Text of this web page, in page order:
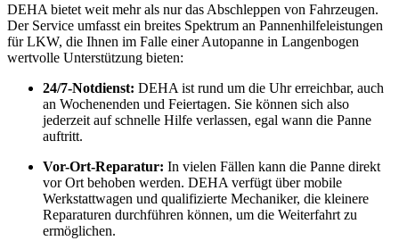
DEHA bietet weit mehr als nur das Abschleppen von Fahrzeugen.
Der Service umfasst ein breites Spektrum an Pannenhilfeleistungen
für LKW, die Ihnen im Falle einer Autopanne in Langenbogen
wertvolle Unterstützung bieten:
24/7-Notdienst: DEHA ist rund um die Uhr erreichbar, auch
an Wochenenden und Feiertagen. Sie können sich also
jederzeit auf schnelle Hilfe verlassen, egal wann die Panne
auftritt.
Vor-Ort-Reparatur: In vielen Fällen kann die Panne direkt
vor Ort behoben werden. DEHA verfügt über mobile
Werkstattwagen und qualifizierte Mechaniker, die kleinere
Reparaturen durchführen können, um die Weiterfahrt zu
ermöglichen.